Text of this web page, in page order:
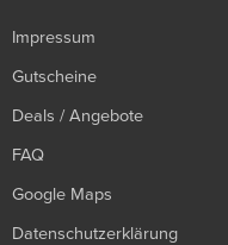
Impressum
Gutscheine
Deals / Angebote
FAQ
Google Maps
Datenschutzerklärung